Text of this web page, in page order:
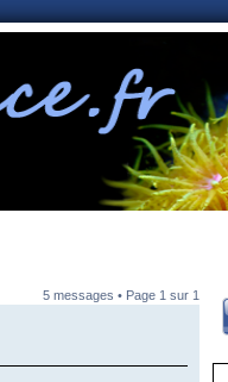
5 messages • Page 1 sur 1